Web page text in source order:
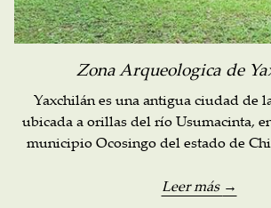
Zona Arqueologica de
Yaxchilán es una antigua ciudad de
ubicada a orillas del río Usumacinta,
municipio Ocosingo del estado de
Leer más